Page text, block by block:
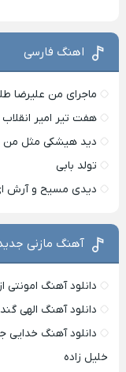
اهنگ فارسی
ماجرای من علیرضا
هفت تیر امیر انقلاب
دید هیشکی مثل
تولد بابی
دیدی مسیح و آرش
آهنگ مازنی
دانلود آهنگ
دانلود آهنگ الهی
دانلود آهنگ خدایی
خلیل زاده